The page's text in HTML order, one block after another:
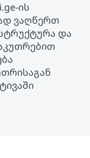
ის
ვაღწერთ
და